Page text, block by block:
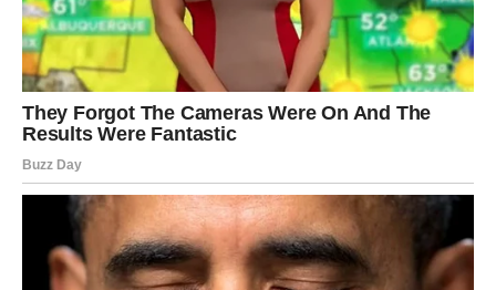
Ako ste zauzeti, kroz ozbiljan razgovor možete zajedno
sa partnerom rešiti probleme koji su se dugo gomilali.
Samo oni odnosi koji imaju iskrene temelje uspeće da
opstanu posle svega što dolazi.